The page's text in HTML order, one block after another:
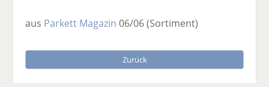
aus Parkett Magazin 06/06(Sortiment)
Zurück